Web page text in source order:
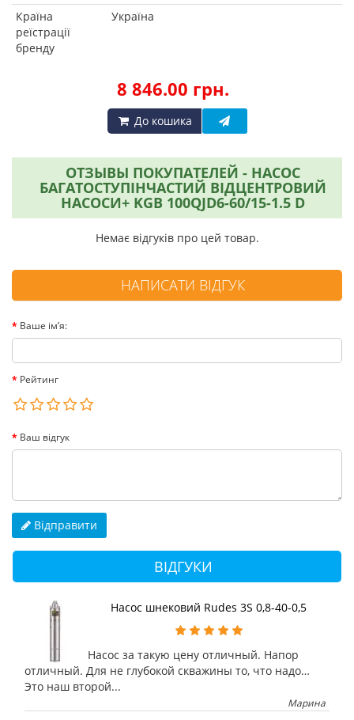
Країна
реїстрації
бренду
Україна
8 846.00 грн.
До кошика
ОТЗЫВЫ ПОКУПАТЕЛЕЙ - НАСОС
БАГАТОСТУПІНЧАСТИЙ ВІДЦЕНТРОВИЙ
НАСОСИ+ KGB 100QJD6-60/15-1.5 D
Немає відгуків про цей товар.
НАПИСАТИ ВІДГУК
Ваше ім’я:
Рейтинг
Ваш відгук
Відправити
ВІДГУКИ
Насос шнековий Rudes 3S 0,8-40-0,5
Насос за такую цену отличный. Напор
отличный. Для не глубокой скважины то, что надо…
Это наш второй...
Марина